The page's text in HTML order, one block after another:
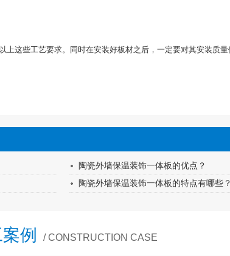
这些工艺要求。同时在安装好板材之后，一定要对其安装质量
陶瓷外墙保温装饰一体板的优点？
陶瓷外墙保温装饰一体板的特点有哪些？
例 / CONSTRUCTION CASE